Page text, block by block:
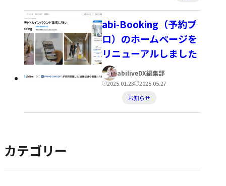
abi-Booking（予約プ
ロ）のホームページを
リニューアルしました
著
者:
abiliveDX編集部
公
日:
2025.01.23更
新
日:
2025.05.27
テ
お知らせ
カテゴリー